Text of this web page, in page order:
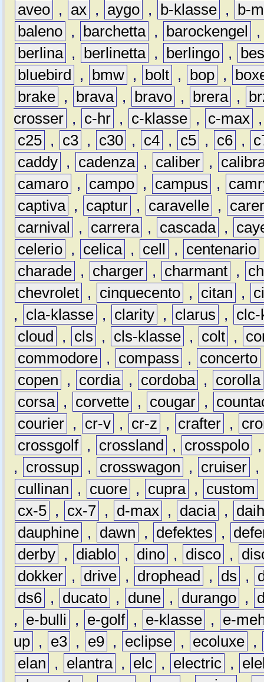
aveo , ax , aygo , b-klasse ,
b-
baleno , barchetta , barockengel
berlina , berlinetta , berlingo ,
bluebird
, bmw , bolt , bop ,
brake , brava , bravo , brera ,
crosser , c-hr , c-klasse , c-max
c25 , c3 , c30 , c4 , c5 , c6 ,
caddy , cadenza , caliber ,
camaro , campo , campus ,
captiva , captur , caravelle ,
carnival
, carrera , cascada ,
celerio , celica , cell , centenario
charade , charger , charmant ,
chevrolet , cinquecento , citan ,
,
cla-klasse , clarity , clarus ,
clc-
cloud
, cls , cls-klasse , colt ,
commodore , compass , concerto
copen
, cordia , cordoba ,
corolla
corsa , corvette , cougar ,
courier , cr-v , cr-z , crafter ,
crossgolf , crossland , crosspolo
,
crossup , crosswagon , cruiser ,
cullinan
, cuore , cupra , custom
cx-5 , cx-7 , d-max , dacia ,
dauphine , dawn , defektes ,
derby , diablo , dino , disco ,
dokker , drive , drophead , ds ,
ds6 , ducato , dune , durango ,
,
e-bulli , e-golf , e-klasse ,
e-
up , e3 , e9 , eclipse , ecoluxe ,
elan
, elantra , elc , electric ,